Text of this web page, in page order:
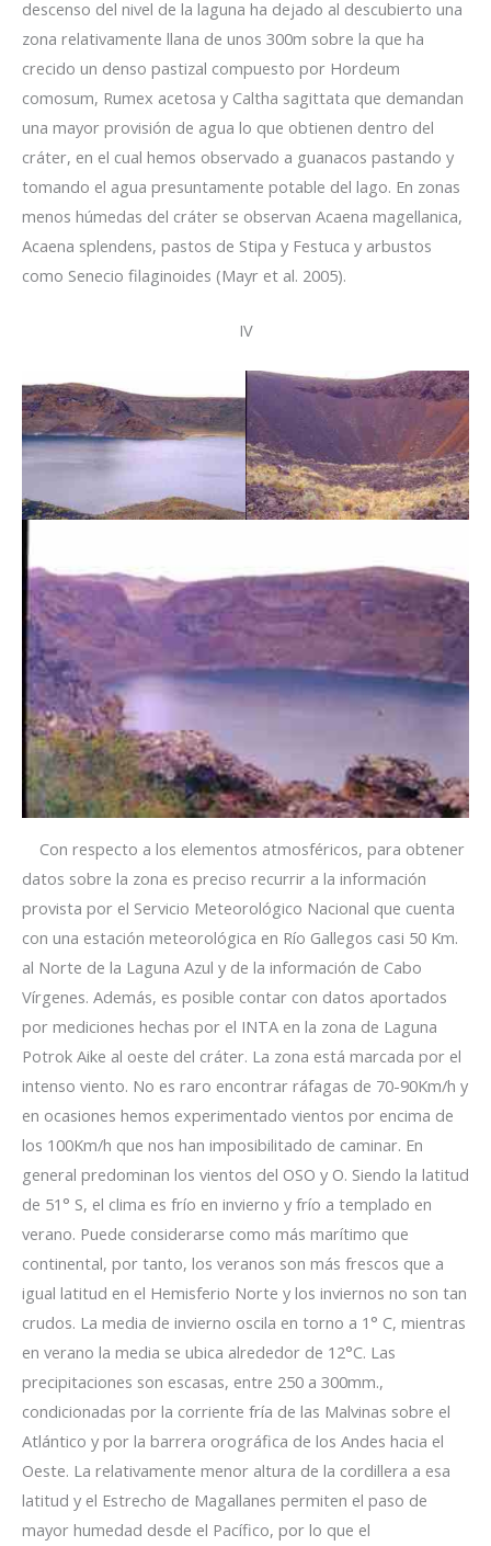
descenso del nivel de la laguna ha dejado al descubierto una
zona relativamente llana de unos 300m sobre la que ha
crecido un denso pastizal compuesto por Hordeum
comosum, Rumex acetosa y Caltha sagittata que demandan
una mayor provisión de agua lo que obtienen dentro del
cráter, en el cual hemos observado a guanacos pastando y
tomando el agua presuntamente potable del lago. En zonas
menos húmedas del cráter se observan Acaena magellanica,
Acaena splendens, pastos de Stipa y Festuca y arbustos
como Senecio filaginoides (Mayr et al. 2005).
IV
Con respecto a los elementos atmosféricos, para obtener
datos sobre la zona es preciso recurrir a la información
provista por el Servicio Meteorológico Nacional que cuenta
con una estación meteorológica en Río Gallegos casi 50 Km.
al Norte de la Laguna Azul y de la información de Cabo
Vírgenes. Además, es posible contar con datos aportados
por mediciones hechas por el INTA en la zona de Laguna
Potrok Aike al oeste del cráter. La zona está marcada por el
intenso viento. No es raro encontrar ráfagas de 70-90Km/h y
en ocasiones hemos experimentado vientos por encima de
los 100Km/h que nos han imposibilitado de caminar. En
general predominan los vientos del OSO y O. Siendo la latitud
de 51° S, el clima es frío en invierno y frío a templado en
verano. Puede considerarse como más marítimo que
continental, por tanto, los veranos son más frescos que a
igual latitud en el Hemisferio Norte y los inviernos no son tan
crudos. La media de invierno oscila en torno a 1° C, mientras
en verano la media se ubica alrededor de 12°C. Las
precipitaciones son escasas, entre 250 a 300mm.,
condicionadas por la corriente fría de las Malvinas sobre el
Atlántico y por la barrera orográfica de los Andes hacia el
Oeste. La relativamente menor altura de la cordillera a esa
latitud y el Estrecho de Magallanes permiten el paso de
mayor humedad desde el Pacífico, por lo que el